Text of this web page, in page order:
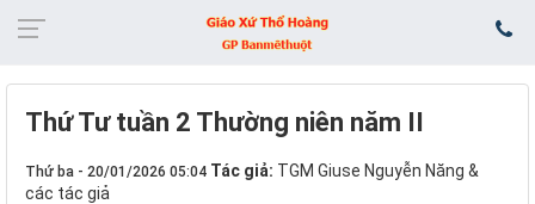
Thứ Tư tuần 2 Thường niên năm II
Thứ ba - 20/01/2026 05:04 Tác giả: TGM Giuse Nguyễn Năng &
các tác giả